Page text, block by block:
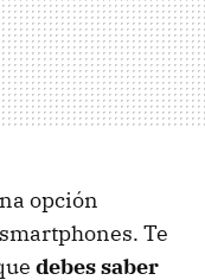
opción
Te
debes saber